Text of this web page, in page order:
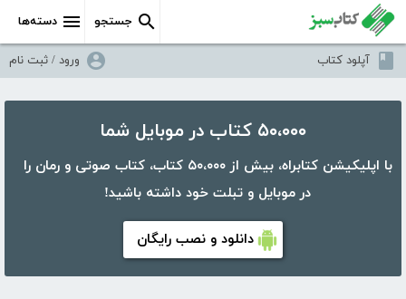
دسته‌ها جستجو
آپلود کتاب ورود / ثبت نام
۵۰،۰۰۰ کتاب در موبایل شما
با اپلیکیشن کتابراه، بیش از ۵۰،۰۰۰ کتاب، کتاب صوتی و رمان را
در موبایل و تبلت خود داشته باشید!
دانلود و نصب رایگان